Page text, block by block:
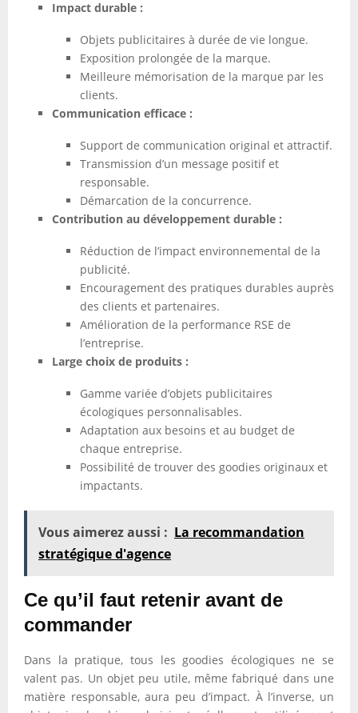
Impact durable :
Objets publicitaires à durée de vie longue.
Exposition prolongée de la marque.
Meilleure mémorisation de la marque par les
clients.
Communication efficace :
Support de communication original et attractif.
Transmission d’un message positif et
responsable.
Démarcation de la concurrence.
Contribution au développement durable :
Réduction de l’impact environnemental de la
publicité.
Encouragement des pratiques durables auprès
des clients et partenaires.
Amélioration de la performance RSE de
l’entreprise.
Large choix de produits :
Gamme variée d’objets publicitaires
écologiques personnalisables.
Adaptation aux besoins et au budget de
chaque entreprise.
Possibilité de trouver des goodies originaux et
impactants.
Vous aimerez aussi : La recommandation
stratégique d'agence
Ce qu’il faut retenir avant de
commander
Dans la pratique, tous les goodies écologiques ne se
valent pas. Un objet peu utile, même fabriqué dans une
matière responsable, aura peu d’impact. À l’inverse, un